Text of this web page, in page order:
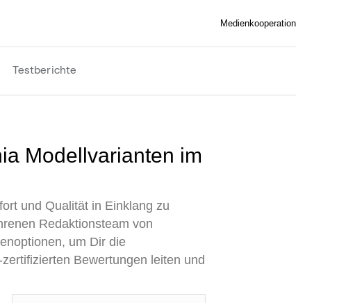
Medienkooperation
Testberichte
und Qualität in Einklang zu
Redaktionsteam von
um Dir die
Bewertungen leiten und